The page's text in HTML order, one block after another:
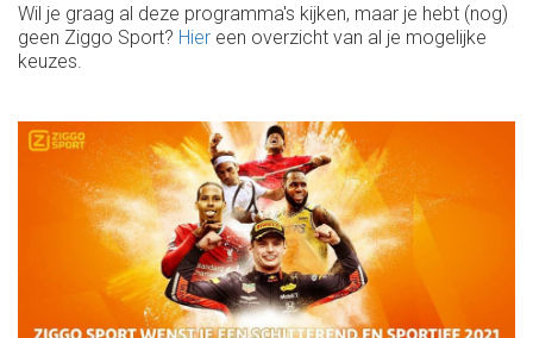
Wil je graag al deze programma's kijken, maar je hebt (nog)
geen Ziggo Sport? Hier een overzicht van al je mogelijke
keuzes.